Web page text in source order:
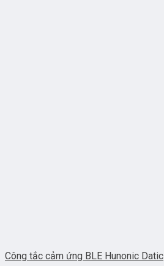
Công tắc cảm ứng BLE Hunonic Datic